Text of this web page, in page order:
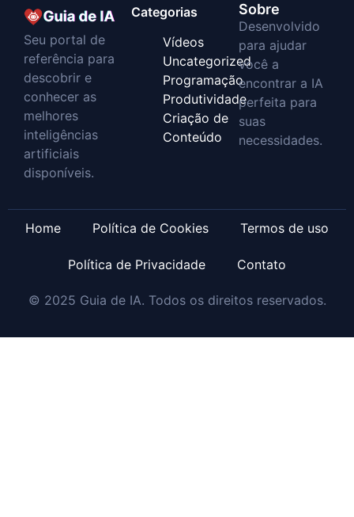
Seu portal de
referência para
descobrir e
conhecer as
melhores
inteligências
artificiais
disponíveis.
Categorias
Vídeos
Uncategorized
Programação
Produtividade
Criação de
Conteúdo
Sobre
Desenvolvido
para ajudar
você a
encontrar a IA
perfeita para
suas
necessidades.
Home Política de Cookies Termos de uso
Política de Privacidade Contato
© 2025 Guia de IA. Todos os direitos reservados.